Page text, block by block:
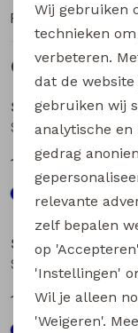
Ruilen en
Gerelateerde
Stonecast
17,50
34,99
Stonecast
17,50 34,99
Marketing
Wij gebruiken
technieken
verbeteren.
dat de
gebruiken wij
analytische
gedrag
relevante
zelf bepalen
op
'Instellingen'
Wil je alleen
'Weigeren'.